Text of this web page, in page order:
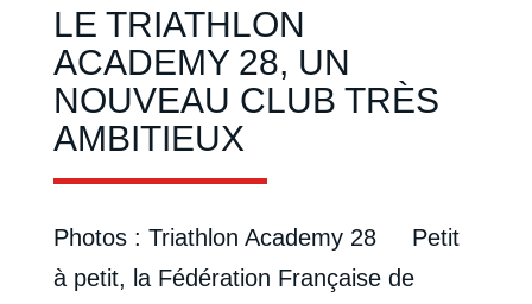
LE TRIATHLON
ACADEMY 28, UN
NOUVEAU CLUB TRÈS
AMBITIEUX
Photos : Triathlon Academy 28 Petit
à petit, la Fédération Française de